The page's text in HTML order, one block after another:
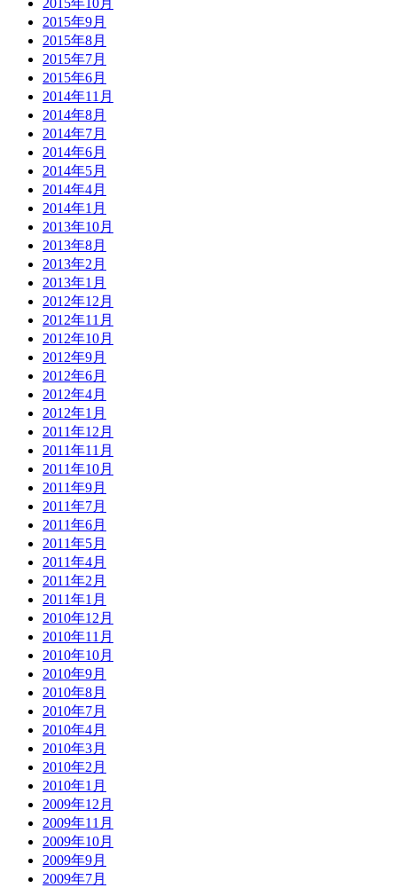
2015年9月
2015年8月
2015年7月
2015年6月
2014年11月
2014年8月
2014年7月
2014年6月
2014年5月
2014年4月
2014年1月
2013年10月
2013年8月
2013年2月
2013年1月
2012年12月
2012年11月
2012年10月
2012年9月
2012年6月
2012年4月
2012年1月
2011年12月
2011年11月
2011年10月
2011年9月
2011年7月
2011年6月
2011年5月
2011年4月
2011年2月
2011年1月
2010年12月
2010年11月
2010年10月
2010年9月
2010年8月
2010年7月
2010年4月
2010年3月
2010年2月
2010年1月
2009年12月
2009年11月
2009年10月
2009年9月
2009年7月